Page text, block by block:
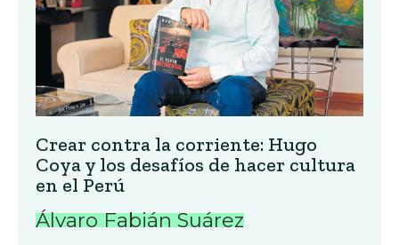
Crear contra la corriente: Hugo
Coya y los desafíos de hacer cultura
en el Perú
Álvaro Fabián Suárez